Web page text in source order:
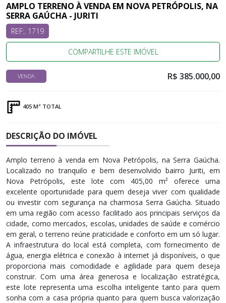
AMPLO TERRENO À VENDA EM NOVA PETRÓPOLIS, NA
SERRA GAÚCHA - JURITI
REF:. 1719
COMPARTILHE ESTE IMÓVEL
VENDA R$ 385.000,00
405 M² TOTAL
DESCRIÇÃO DO IMÓVEL
Amplo terreno à venda em Nova Petrópolis, na Serra Gaúcha.
Localizado no tranquilo e bem desenvolvido bairro Juriti, em
Nova Petrópolis, este lote com 405,00 m² oferece uma
excelente oportunidade para quem deseja viver com qualidade
ou investir com segurança na charmosa Serra Gaúcha. Situado
em uma região com acesso facilitado aos principais serviços da
cidade, como mercados, escolas, unidades de saúde e comércio
em geral, o terreno reúne praticidade e conforto em um só lugar.
A infraestrutura do local está completa, com fornecimento de
água, energia elétrica e conexão à internet já disponíveis, o que
proporciona mais comodidade e agilidade para quem deseja
construir. Com uma área generosa e localização estratégica,
este lote representa uma escolha inteligente tanto para quem
sonha com a casa própria quanto para quem busca valorização